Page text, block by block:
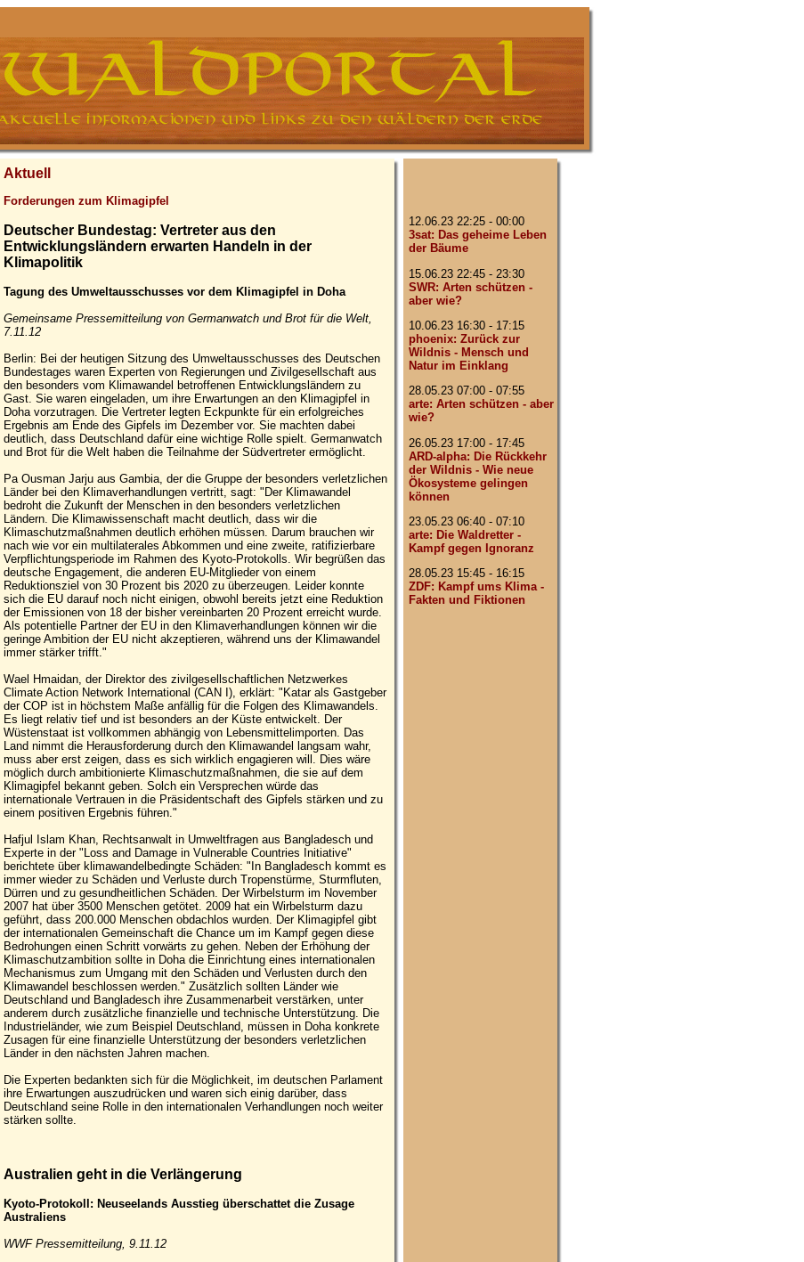
Aktuell
Forderungen zum Klimagipfel
Deutscher Bundestag: Vertreter aus den
Entwicklungsländern erwarten Handeln in der
Klimapolitik
Tagung des Umweltausschusses vor dem Klimagipfel in Doha
Gemeinsame Pressemitteilung von Germanwatch und Brot für die Welt,
7.11.12
Berlin: Bei der heutigen Sitzung des Umweltausschusses des Deutschen
Bundestages waren Experten von Regierungen und Zivilgesellschaft aus
den besonders vom Klimawandel betroffenen Entwicklungsländern zu
Gast. Sie waren eingeladen, um ihre Erwartungen an den Klimagipfel in
Doha vorzutragen. Die Vertreter legten Eckpunkte für ein erfolgreiches
Ergebnis am Ende des Gipfels im Dezember vor. Sie machten dabei
deutlich, dass Deutschland dafür eine wichtige Rolle spielt. Germanwatch
und Brot für die Welt haben die Teilnahme der Südvertreter ermöglicht.
Pa Ousman Jarju aus Gambia, der die Gruppe der besonders verletzlichen
Länder bei den Klimaverhandlungen vertritt, sagt: "Der Klimawandel
bedroht die Zukunft der Menschen in den besonders verletzlichen
Ländern. Die Klimawissenschaft macht deutlich, dass wir die
Klimaschutzmaßnahmen deutlich erhöhen müssen. Darum brauchen wir
nach wie vor ein multilaterales Abkommen und eine zweite, ratifizierbare
Verpflichtungsperiode im Rahmen des Kyoto-Protokolls. Wir begrüßen das
deutsche Engagement, die anderen EU-Mitglieder von einem
Reduktionsziel von 30 Prozent bis 2020 zu überzeugen. Leider konnte
sich die EU darauf noch nicht einigen, obwohl bereits jetzt eine Reduktion
der Emissionen von 18 der bisher vereinbarten 20 Prozent erreicht wurde.
Als potentielle Partner der EU in den Klimaverhandlungen können wir die
geringe Ambition der EU nicht akzeptieren, während uns der Klimawandel
immer stärker trifft."
Wael Hmaidan, der Direktor des zivilgesellschaftlichen Netzwerkes
Climate Action Network International (CAN I), erklärt: "Katar als Gastgeber
der COP ist in höchstem Maße anfällig für die Folgen des Klimawandels.
Es liegt relativ tief und ist besonders an der Küste entwickelt. Der
Wüstenstaat ist vollkommen abhängig von Lebensmittelimporten. Das
Land nimmt die Herausforderung durch den Klimawandel langsam wahr,
muss aber erst zeigen, dass es sich wirklich engagieren will. Dies wäre
möglich durch ambitionierte Klimaschutzmaßnahmen, die sie auf dem
Klimagipfel bekannt geben. Solch ein Versprechen würde das
internationale Vertrauen in die Präsidentschaft des Gipfels stärken und zu
einem positiven Ergebnis führen."
Hafjul Islam Khan, Rechtsanwalt in Umweltfragen aus Bangladesch und
Experte in der "Loss and Damage in Vulnerable Countries Initiative"
berichtete über klimawandelbedingte Schäden: "In Bangladesch kommt es
immer wieder zu Schäden und Verluste durch Tropenstürme, Sturmfluten,
Dürren und zu gesundheitlichen Schäden. Der Wirbelsturm im November
2007 hat über 3500 Menschen getötet. 2009 hat ein Wirbelsturm dazu
geführt, dass 200.000 Menschen obdachlos wurden. Der Klimagipfel gibt
der internationalen Gemeinschaft die Chance um im Kampf gegen diese
Bedrohungen einen Schritt vorwärts zu gehen. Neben der Erhöhung der
Klimaschutzambition sollte in Doha die Einrichtung eines internationalen
Mechanismus zum Umgang mit den Schäden und Verlusten durch den
Klimawandel beschlossen werden." Zusätzlich sollten Länder wie
Deutschland und Bangladesch ihre Zusammenarbeit verstärken, unter
anderem durch zusätzliche finanzielle und technische Unterstützung. Die
Industrieländer, wie zum Beispiel Deutschland, müssen in Doha konkrete
Zusagen für eine finanzielle Unterstützung der besonders verletzlichen
Länder in den nächsten Jahren machen.
Die Experten bedankten sich für die Möglichkeit, im deutschen Parlament
ihre Erwartungen auszudrücken und waren sich einig darüber, dass
Deutschland seine Rolle in den internationalen Verhandlungen noch weiter
stärken sollte.
Australien geht in die Verlängerung
Kyoto-Protokoll: Neuseelands Ausstieg überschattet die Zusage
Australiens
WWF Pressemitteilung, 9.11.12
12.06.23 22:25 - 00:00
3sat: Das geheime Leben
der Bäume
15.06.23 22:45 - 23:30
SWR: Arten schützen -
aber wie?
10.06.23 16:30 - 17:15
phoenix: Zurück zur
Wildnis - Mensch und
Natur im Einklang
28.05.23 07:00 - 07:55
arte: Arten schützen - aber
wie?
26.05.23 17:00 - 17:45
ARD-alpha: Die Rückkehr
der Wildnis - Wie neue
Ökosysteme gelingen
können
23.05.23 06:40 - 07:10
arte: Die Waldretter -
Kampf gegen Ignoranz
28.05.23 15:45 - 16:15
ZDF: Kampf ums Klima -
Fakten und Fiktionen